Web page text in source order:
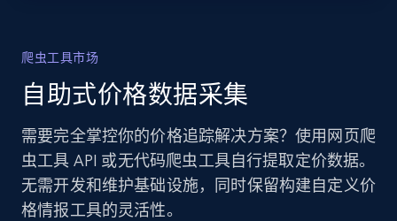
爬虫工具市场
自助式价格数据采集
需要完全掌控你的价格追踪解决方案？使用网页爬
虫工具 API 或无代码爬虫工具自行提取定价数据。
无需开发和维护基础设施，同时保留构建自定义价
格情报工具的灵活性。